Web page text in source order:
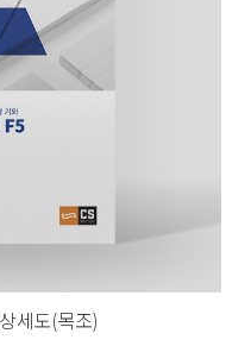
세도(목조)